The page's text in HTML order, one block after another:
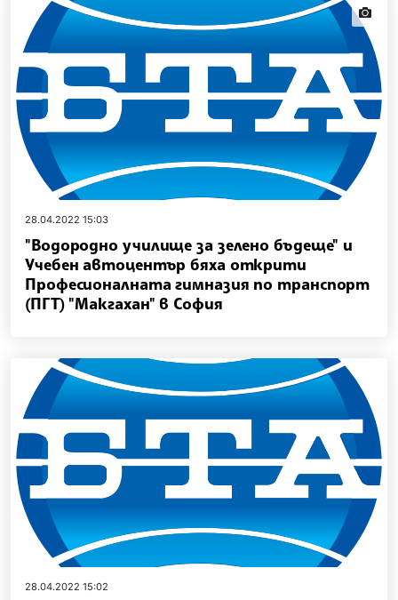
28.04.2022 15:03
"Водородно училище за зелено бъдеще" и
Учебен автоцентър бяха открити
Професионалната гимназия по транспорт
(ПГТ) "Макгахан" в София
28.04.2022 15:02